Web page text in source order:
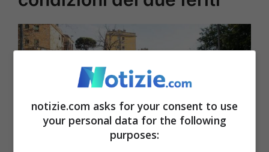
notizie.com asks for your consent to use
your personal data for the following
purposes: